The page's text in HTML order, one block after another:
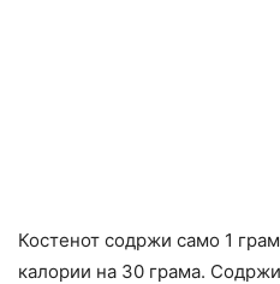
Костенот содржи само 1
калории на 30 грама.